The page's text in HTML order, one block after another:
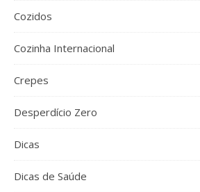
Cozidos
Cozinha Internacional
Crepes
Desperdício Zero
Dicas
Dicas de Saúde